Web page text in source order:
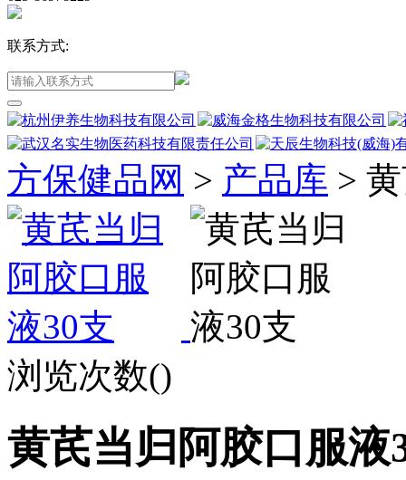
联系方式:
方保健品网 > 产品库 >
浏览次数()
黄芪当归阿胶口服液